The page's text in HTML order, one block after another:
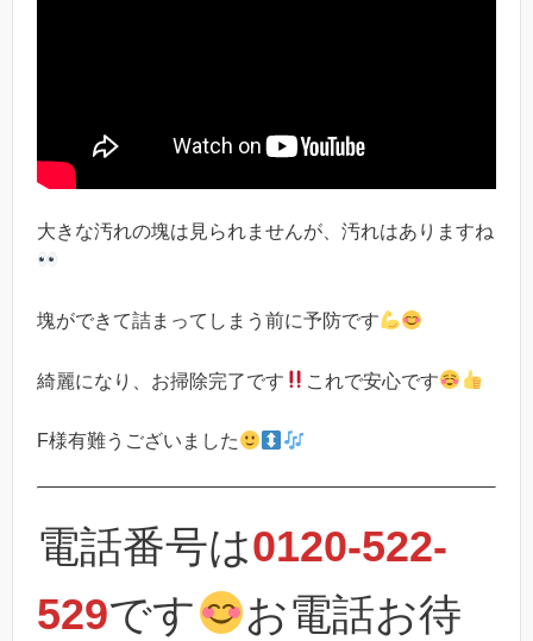
大きな汚れの塊は見られませんが、汚れはありますね
塊ができて詰まってしまう前に予防です
綺麗になり、お掃除完了です これで安心です
F様有難うございました
電話番号は0120-522-
529です
お電話お待